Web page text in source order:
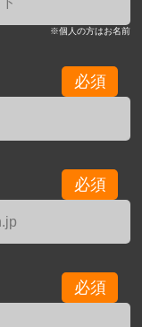
※個人の方はお名前
必須
必須
必須